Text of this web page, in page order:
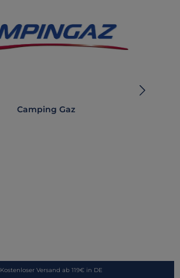
Camping Gaz
Kostenloser Versand ab 119€ in DE